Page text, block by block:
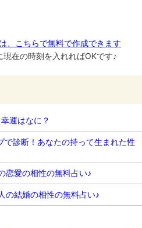
、こちらで無料で作成できます
在の時刻を入れればOKです♪
運はなに？
で診断！あなたの持って生まれた性
恋愛の相性の無料占い♪
の結婚の相性の無料占い♪